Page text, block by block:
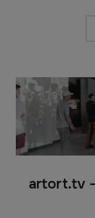
artort.tv